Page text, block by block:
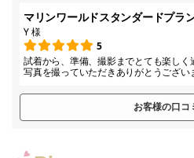
マリンワールドスタンダードプラ
Y 様
5
試着から、準備、撮影までとても楽し
写真を撮っていただきありがとうござい
お客様の口コ